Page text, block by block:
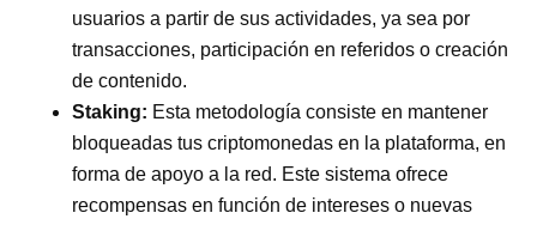
usuarios a partir de sus actividades, ya sea por
transacciones, participación en referidos o creación
de contenido.
Staking: Esta metodología consiste en mantener
bloqueadas tus criptomonedas en la plataforma, en
forma de apoyo a la red. Este sistema ofrece
recompensas en función de intereses o nuevas